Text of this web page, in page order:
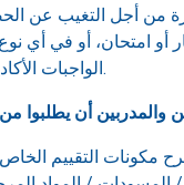
أو امتحان، أو في أي
الواجبات الأكاديمية.